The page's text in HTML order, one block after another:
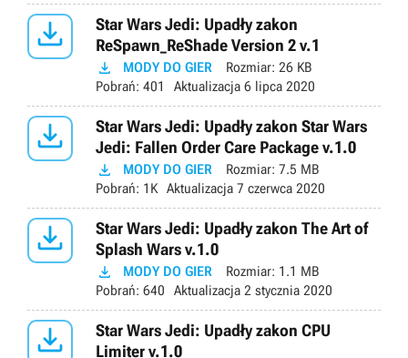

Star Wars Jedi: Upadły zakon
ReSpawn_ReShade Version 2 v.1
 MODY DO GIER Rozmiar: 26 KB
Pobrań: 401 Aktualizacja 6 lipca 2020

Star Wars Jedi: Upadły zakon Star Wars
Jedi: Fallen Order Care Package v.1.0
 MODY DO GIER Rozmiar: 7.5 MB
Pobrań: 1K Aktualizacja 7 czerwca 2020

Star Wars Jedi: Upadły zakon The Art of
Splash Wars v.1.0
 MODY DO GIER Rozmiar: 1.1 MB
Pobrań: 640 Aktualizacja 2 stycznia 2020

Star Wars Jedi: Upadły zakon CPU
Limiter v.1.0